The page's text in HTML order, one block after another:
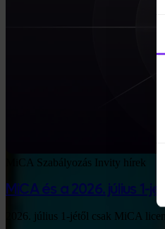
MiCA Szabályozás Invity hírek
MiCA és a 2026. július
2026. július 1-jétől csak MiCA